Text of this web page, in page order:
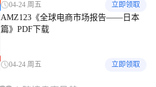
04-24 周五 立即领取
AMZ123《全球电商市场报告——日本
篇》PDF下载
04-24 周五 立即领取